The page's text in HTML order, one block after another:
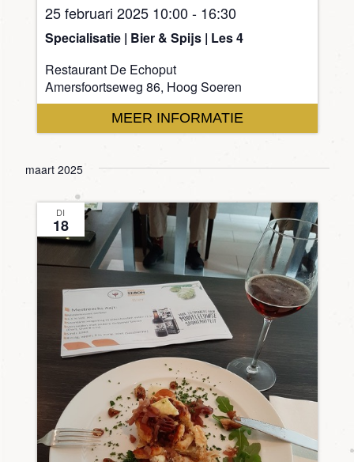
25 februari 2025 10:00 - 16:30
Specialisatie | Bier & Spijs | Les 4
Restaurant De Echoput
Amersfoortseweg 86, Hoog Soeren
MEER INFORMATIE
maart 2025
DI
18